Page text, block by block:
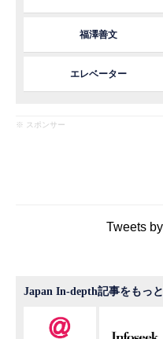
福澤善文
エレベーター
※ スポンサー
Tweets
Japan In-depth記事をもっ